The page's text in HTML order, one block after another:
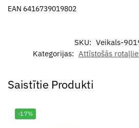
EAN 6416739019802
SKU: Veikals-
Kategorijas: Attīstošās
Saistītie Produkti
-17%